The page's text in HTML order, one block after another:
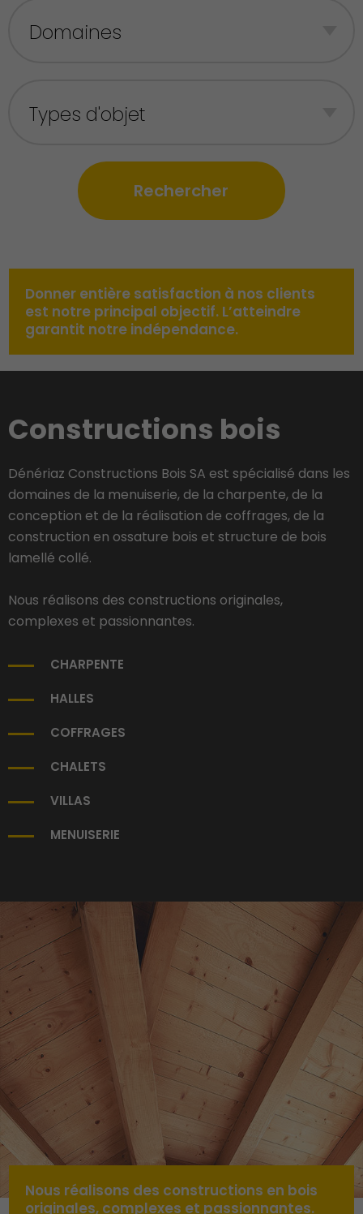
Donner entière satisfaction à nos clients
est notre principal objectif. L’atteindre
garantit notre indépendance.
Constructions bois
Dénériaz Constructions Bois SA est spécialisé dans les
domaines de la menuiserie, de la charpente, de la
conception et de la réalisation de coffrages, de la
construction en ossature bois et structure de bois
lamellé collé.
Nous réalisons des constructions originales,
complexes et passionnantes.
CHARPENTE
HALLES
COFFRAGES
CHALETS
VILLAS
MENUISERIE
Nous réalisons des constructions en bois
originales, complexes et passionnantes.